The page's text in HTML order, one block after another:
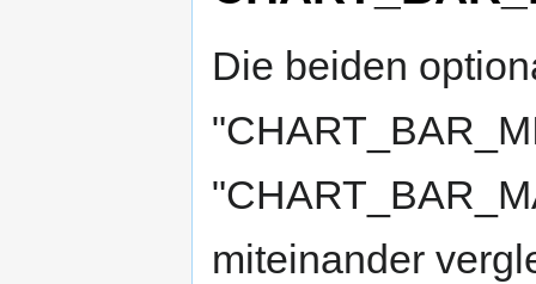
Die beiden
miteinander